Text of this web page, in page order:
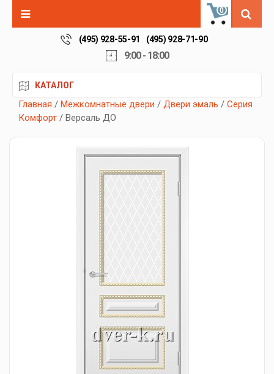
0
(495) 928-55-91 (495) 928-71-90
9:00 - 18:00
КАТАЛОГ
Главная / Межкомнатные двери / Двери эмаль / Серия
Комфорт / Версаль ДО